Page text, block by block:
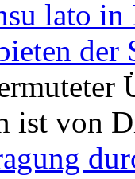
lato
der
ist von